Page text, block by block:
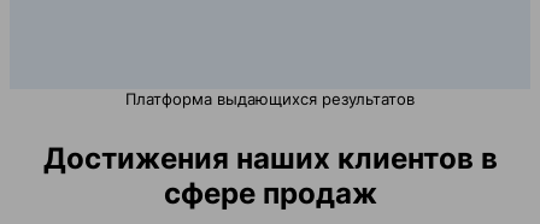
Платформа выдающихся результатов
Достижения наших клиентов в
сфере продаж